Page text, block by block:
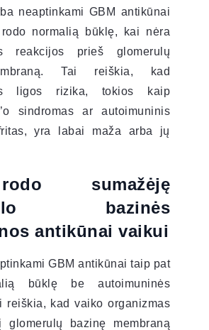
neaptinkami GBM antikūnai
normalią būklę, kai nėra
reakcijos prieš glomerulų
Tai reiškia, kad
ligos rizika, tokios kaip
sindromas ar autoimuninis
yra labai maža arba jų
sumažėję
bazinės
antikūnai vaikui
GBM antikūnai taip pat
būklę be autoimuninės
reiškia, kad vaiko organizmas
glomerulų bazinę membraną